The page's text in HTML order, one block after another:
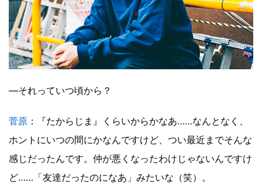
―それっていつ頃から？
菅原 ：『たからじま』くらいからかなあ……なんとなく、
ホントにいつの間にかなんですけど、つい最近までそんな
感じだったんです。仲が悪くなったわけじゃないんですけ
ど……「友達だったのになあ」みたいな（笑）。